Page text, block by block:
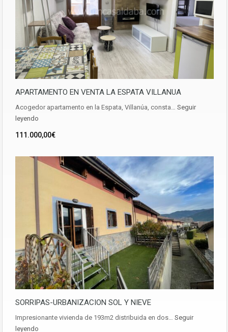
APARTAMENTO EN VENTA LA ESPATA VILLANUA
Acogedor apartamento en la Espata, Villanúa, consta… Seguir
leyendo
111.000,00€
SORRIPAS-URBANIZACION SOL Y NIEVE
Impresionante vivienda de 193m2 distribuida en dos… Seguir
leyendo